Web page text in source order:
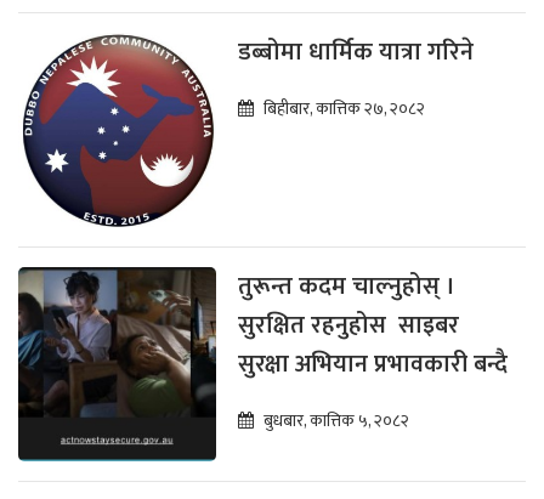
डब्बोमा धार्मिक यात्रा गरिने
बिहीबार, कात्तिक २७, २०८२
तुरून्त कदम चाल्नुहोस् ।
सुरक्षित रहनुहोस साइबर
सुरक्षा अभियान प्रभावकारी बन्दै
बुधबार, कात्तिक ५, २०८२